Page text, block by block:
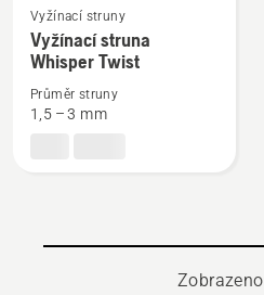
Zobrazit
více
informací
Vyžínací
Vyžínací struny
Vyžínací struna
Whisper Twist
Průměr struny
1,5 – 3 mm